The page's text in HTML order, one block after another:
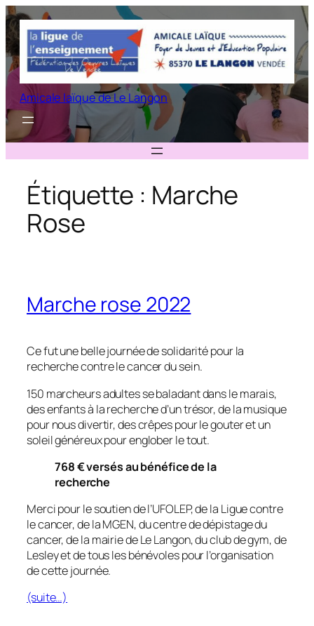
Aller
au
contenu
Amicale laïque de Le Langon
Étiquette : Marche
Rose
Marche rose 2022
Ce fut une belle journée de solidarité pour la
recherche contre le cancer du sein.
150 marcheurs adultes se baladant dans le marais,
des enfants à la recherche d’un trésor, de la musique
pour nous divertir, des crêpes pour le gouter et un
soleil généreux pour englober le tout.
768 € versés au bénéfice de la
recherche
Merci pour le soutien de l’UFOLEP, de la Ligue contre
le cancer, de la MGEN, du centre de dépistage du
cancer, de la mairie de Le Langon, du club de gym, de
Lesley et de tous les bénévoles pour l’organisation
de cette journée.
(suite…)